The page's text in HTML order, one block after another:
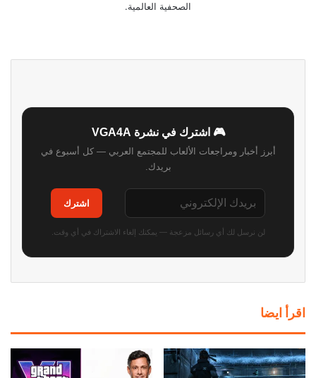
الصحفية العالمية.
🎮 اشترك في نشرة VGA4A
أبرز أخبار ومراجعات الألعاب للمجتمع العربي — كل أسبوع في
بريدك.
اشترك
لن نرسل لك أي رسائل مزعجة — يمكنك إلغاء الاشتراك في أي وقت.
اقرأ ايضا